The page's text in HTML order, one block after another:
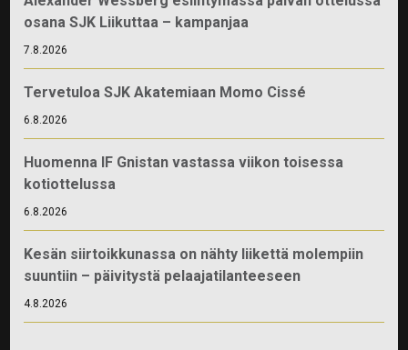
osana SJK Liikuttaa – kampanjaa
7.8.2026
Tervetuloa SJK Akatemiaan Momo Cissé
6.8.2026
Huomenna IF Gnistan vastassa viikon toisessa
kotiottelussa
6.8.2026
Kesän siirtoikkunassa on nähty liikettä molempiin
suuntiin – päivitystä pelaajatilanteeseen
4.8.2026